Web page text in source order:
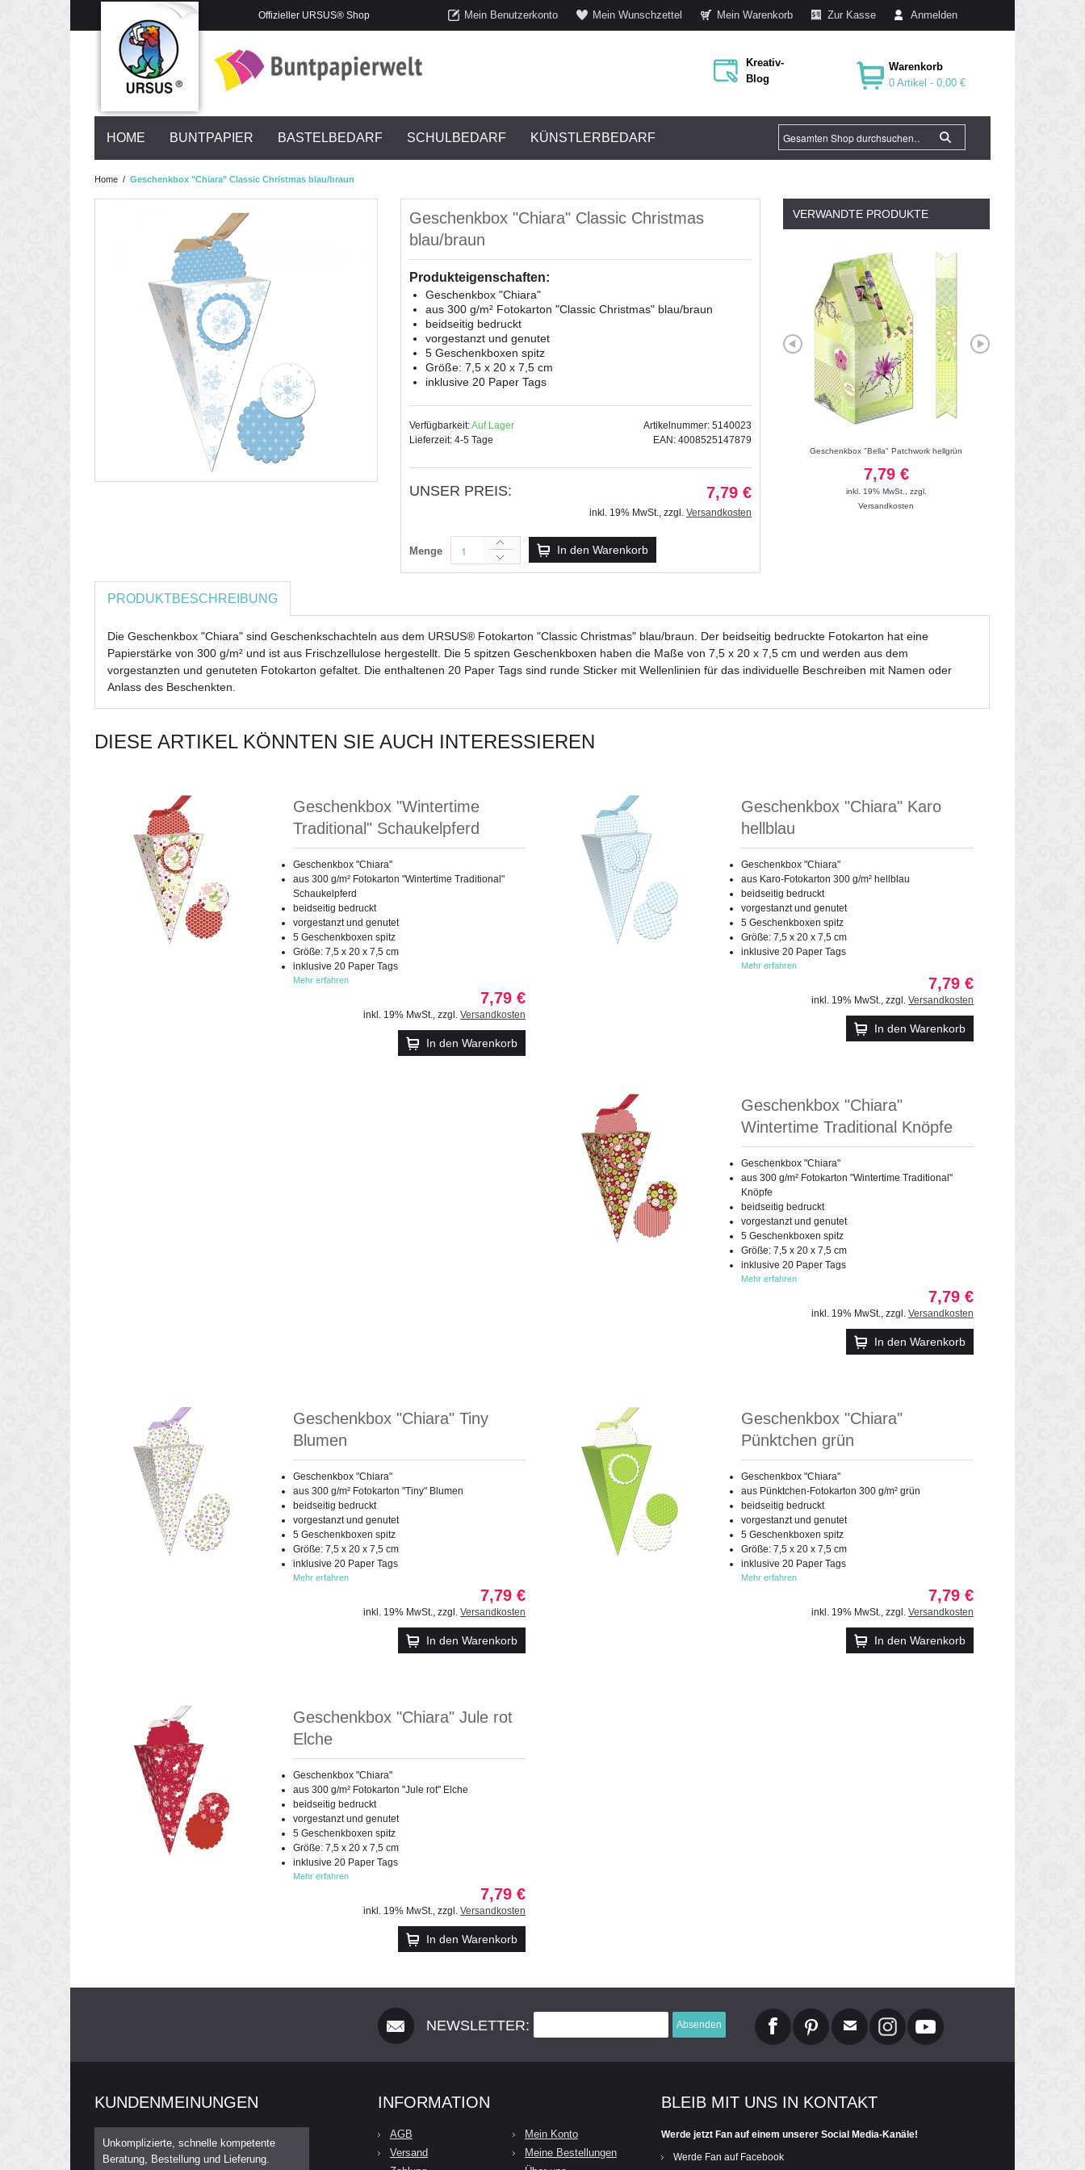
Offizieller URSUS® Shop Mein Benutzerkonto Mein Wunschzettel Mein Warenkorb Zur Kasse Anmelden
Kreativ-
Blog
Warenkorb
0 Artikel -0,00 €
HOME BUNTPAPIER BASTELBEDARF SCHULBEDARF KÜNSTLERBEDARF
Home / Geschenkbox "Chiara" Classic Christmas blau/braun
Geschenkbox "Chiara" Classic Christmas
blau/braun
Produkteigenschaften:
Geschenkbox "Chiara"
aus 300 g/m² Fotokarton "Classic Christmas" blau/braun
beidseitig bedruckt
vorgestanzt und genutet
5 Geschenkboxen spitz
Größe: 7,5 x 20 x 7,5 cm
inklusive 20 Paper Tags
Verfügbarkeit:Auf Lager
Lieferzeit: 4-5 Tage
Artikelnummer: 5140023
EAN: 4008525147879
UNSER PREIS: 7,79 €
inkl. 19% MwSt., zzgl. Versandkosten
Menge In den Warenkorb
VERWANDTE PRODUKTE
7,79 €
zzgl.
Geschenkbox "Bella" Patchwork hellgrün
7,79 €
inkl. 19% MwSt.
zzgl.
Versandkosten
PRODUKTBESCHREIBUNG
Die Geschenkbox "Chiara" sind Geschenkschachteln aus dem URSUS® Fotokarton "Classic Christmas" blau/braun. Der beidseitig bedruckte Fotokarton hat eine
Papierstärke von 300 g/m² und ist aus Frischzellulose hergestellt. Die 5 spitzen Geschenkboxen haben die Maße von 7,5 x 20 x 7,5 cm und werden aus dem
vorgestanzten und genuteten Fotokarton gefaltet. Die enthaltenen 20 Paper Tags sind runde Sticker mit Wellenlinien für das individuelle Beschreiben mit Namen oder
Anlass des Beschenkten.
DIESE ARTIKEL KÖNNTEN SIE AUCH INTERESSIEREN
Geschenkbox "Wintertime
Traditional" Schaukelpferd
Geschenkbox "Chiara"
aus 300 g/m² Fotokarton "Wintertime Traditional"
Schaukelpferd
beidseitig bedruckt
vorgestanzt und genutet
5 Geschenkboxen spitz
Größe: 7,5 x 20 x 7,5 cm
inklusive 20 Paper Tags
Mehr erfahren
7,79 €
inkl. 19% MwSt., zzgl. Versandkosten
In den Warenkorb
Geschenkbox "Chiara" Karo
hellblau
Geschenkbox "Chiara"
aus Karo-Fotokarton 300 g/m² hellblau
beidseitig bedruckt
vorgestanzt und genutet
5 Geschenkboxen spitz
Größe: 7,5 x 20 x 7,5 cm
inklusive 20 Paper Tags
Mehr erfahren
7,79 €
inkl. 19% MwSt., zzgl. Versandkosten
In den Warenkorb
Geschenkbox "Chiara"
Wintertime Traditional Knöpfe
Geschenkbox "Chiara"
aus 300 g/m² Fotokarton "Wintertime Traditional"
Knöpfe
beidseitig bedruckt
vorgestanzt und genutet
5 Geschenkboxen spitz
Größe: 7,5 x 20 x 7,5 cm
inklusive 20 Paper Tags
Mehr erfahren
7,79 €
inkl. 19% MwSt., zzgl. Versandkosten
In den Warenkorb
Geschenkbox "Chiara" Tiny
Blumen
Geschenkbox "Chiara"
aus 300 g/m² Fotokarton "Tiny" Blumen
beidseitig bedruckt
vorgestanzt und genutet
5 Geschenkboxen spitz
Größe: 7,5 x 20 x 7,5 cm
inklusive 20 Paper Tags
Mehr erfahren
7,79 €
inkl. 19% MwSt., zzgl. Versandkosten
In den Warenkorb
Geschenkbox "Chiara"
Pünktchen grün
Geschenkbox "Chiara"
aus Pünktchen-Fotokarton 300 g/m² grün
beidseitig bedruckt
vorgestanzt und genutet
5 Geschenkboxen spitz
Größe: 7,5 x 20 x 7,5 cm
inklusive 20 Paper Tags
Mehr erfahren
7,79 €
inkl. 19% MwSt., zzgl. Versandkosten
In den Warenkorb
Geschenkbox "Chiara" Jule rot
Elche
Geschenkbox "Chiara"
aus 300 g/m² Fotokarton "Jule rot" Elche
beidseitig bedruckt
vorgestanzt und genutet
5 Geschenkboxen spitz
Größe: 7,5 x 20 x 7,5 cm
inklusive 20 Paper Tags
Mehr erfahren
7,79 €
inkl. 19% MwSt., zzgl. Versandkosten
In den Warenkorb
NEWSLETTER: Absenden
KUNDENMEINUNGEN
Unkomplizierte, schnelle kompetente
Beratung, Bestellung und Lieferung.
INFORMATION
AGB
Versand
Mein Konto
Meine Bestellungen
BLEIB MIT UNS IN KONTAKT
Werde jetzt Fan auf einem unserer Social Media-Kanäle!
Werde Fan auf Facebook